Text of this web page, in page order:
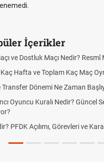
İçerikler
AG, OM ve Diğer
Demek? Sporda Skor ve Sonuç
Nasıl Oynanır? Temel Futbol
Golü Kuralı Nedir? Hangi
Ne Zaman Açıklanacak